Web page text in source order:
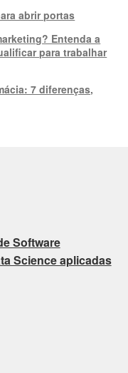
abrir portas
Entenda a
para trabalhar
7 diferenças,
Software
Science aplicadas